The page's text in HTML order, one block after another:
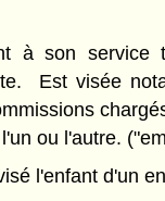
à son
Est visée
ou l'autre.
l'enfant d'un